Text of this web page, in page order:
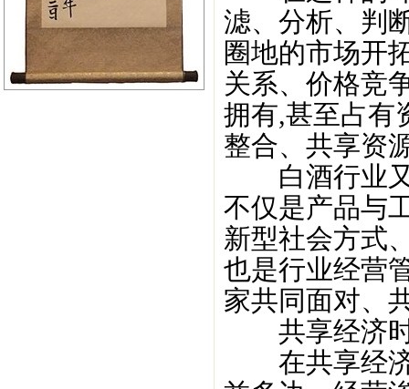
滤、分析、判
圈地的市场开
关系、价格竞
拥有,甚至占有
整合、共享资
白酒行业又
不仅是产品与
新型社会方式
也是行业经营
家共同面对、
共享经济时
在共享经济